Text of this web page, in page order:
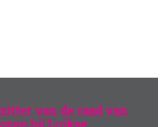
van de raad van